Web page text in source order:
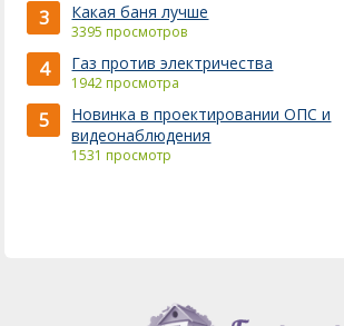
3 Какая баня лучше
3395 просмотров
4 Газ против электричества
1942 просмотра
5
Новинка в проектировании ОПС и
видеонаблюдения
1531 просмотр